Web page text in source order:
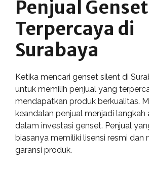
Penjual
Terpercaya di
Surabaya
Ketika mencari genset silent di
untuk memilih penjual yang
mendapatkan produk berkualitas.
keandalan penjual menjadi langkah
dalam investasi genset. Penjual
biasanya memiliki lisensi resmi dan
garansi produk.